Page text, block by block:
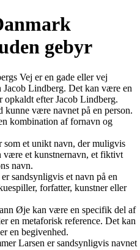
gebyr
Vej er en gade eller vej
Jacob Lindberg. Det kan være en
opkaldt efter Jacob Lindberg.
kunne være navnet på en person.
kombination af fornavn og
et unikt navn, der muligvis
være et kunstnernavn, et fiktivt
navn.
sandsynligvis et navn på en
forfatter, kunstner eller
Øje kan være en specifik del af
en metaforisk reference. Det kan
en begivenhed.
Larsen er sandsynligvis navnet